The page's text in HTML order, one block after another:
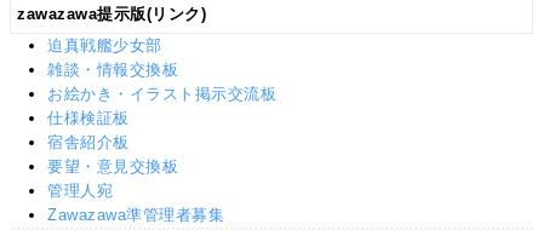
zawazawa提示版(リンク)
迫真戦艦少女部
雑談・情報交換板
お絵かき・イラスト掲示交流板
仕様検証板
宿舎紹介板
要望・意見交換板
管理人宛
Zawazawa準管理者募集